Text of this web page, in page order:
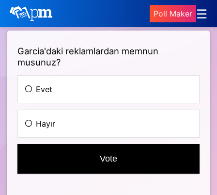
Poll Maker ☰
Garcia'daki reklamlardan memnun
musunuz?
Evet
Hayır